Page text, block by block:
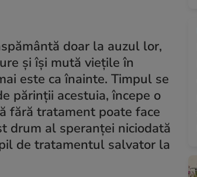
doar la auzul lor,
și își mută viețile în
este ca înainte. Timpul se
părinții acestuia, începe o
fără tratament poate face
drum al speranței niciodată
de tratamentul salvator la